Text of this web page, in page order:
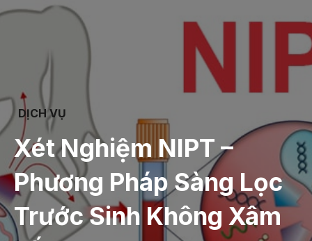
DỊCH VỤ
Xét Nghiệm NIPT –
Phương Pháp Sàng Lọc
Trước Sinh Không Xâm